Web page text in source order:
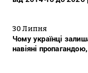
30 Липня
Чому українці
навіяні